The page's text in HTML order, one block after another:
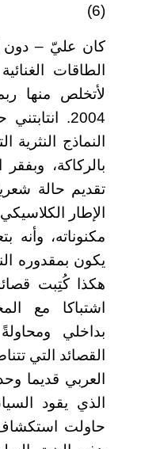
(6)
كان عليّ – دون
الطاقات
لأتخلص منها
2004.
النماذج
بالركاكة،
تقديم حالة
الإطار
مكنوناته،
يكون بمقدوره
هكذا كُتِبت
اشتباكا مع
بداخلي
القصائد التي
العربي قديما
الذي يقود
حاولت استكشاف